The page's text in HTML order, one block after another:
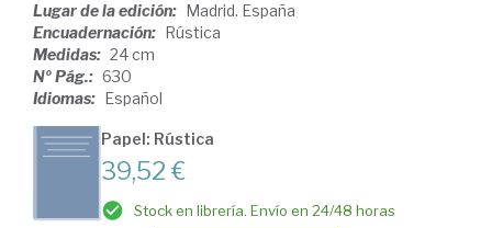
Lugar de la edición: Madrid. España
Encuadernación: Rústica
Medidas: 24 cm
Nº Pág.: 630
Idiomas: Español
Papel: Rústica
39,52 €
Stock en librería. Envío en 24/48 horas